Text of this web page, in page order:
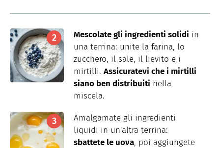
Mescolate gli ingredienti solidi in
una terrina: unite la farina, lo
zucchero, il sale, il lievito e i
mirtilli. Assicuratevi che i mirtilli
siano ben distribuiti nella
miscela.
Amalgamate gli ingredienti
liquidi in un'altra terrina:
sbattete le uova, poi aggiungete